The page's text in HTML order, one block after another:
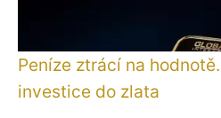
Peníze ztrácí na
investice do zlata